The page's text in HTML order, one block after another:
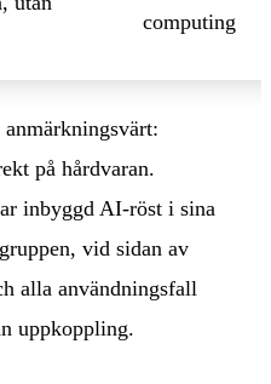
computing
på hårdvaran.
inbyggd AI-röst i sina
vid sidan av
alla användningsfall
uppkoppling.